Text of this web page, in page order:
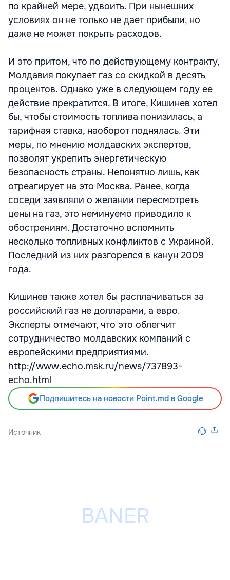
по крайней мере, удвоить. При нынешних
условиях он не только не дает прибыли, но
даже не может покрыть расходов.
И это притом, что по действующему контракту,
Молдавия покупает газ со скидкой в десять
процентов. Однако уже в следующем году ее
действие прекратится. В итоге, Кишинев хотел
бы, чтобы стоимость топлива понизилась, а
тарифная ставка, наоборот поднялась. Эти
меры, по мнению молдавских экспертов,
позволят укрепить энергетическую
безопасность страны. Непонятно лишь, как
отреагирует на это Москва. Ранее, когда
соседи заявляли о желании пересмотреть
цены на газ, это неминуемо приводило к
обострениям. Достаточно вспомнить
несколько топливных конфликтов с Украиной.
Последний из них разгорелся в канун 2009
года.
Кишинев также хотел бы расплачиваться за
российский газ не долларами, а евро.
Эксперты отмечают, что это облегчит
сотрудничество молдавских компаний с
европейскими предприятиями.
http://www.echo.msk.ru/news/737893-
echo.html
Подпишитесь на новости Point.md в Google
Источник